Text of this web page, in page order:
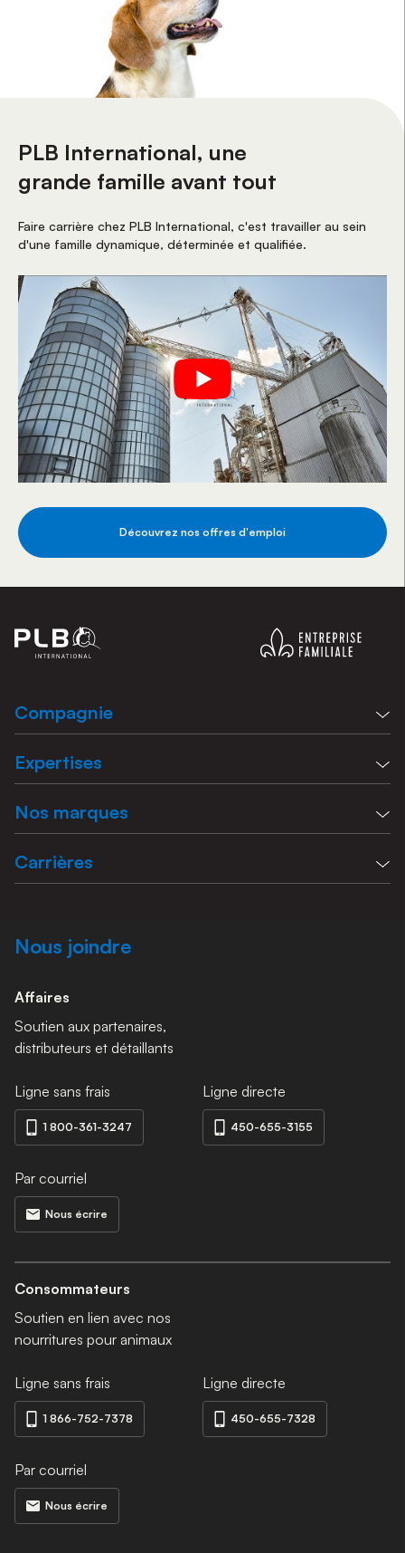
PLB International, une
grande famille avant tout
Faire carrière chez PLB International, c'est travailler au sein
d'une famille dynamique, déterminée et qualifiée.
Découvrez nos offres d'emploi
Compagnie
Expertises
Nos marques
Carrières
Nous joindre
Affaires
Soutien aux partenaires,
distributeurs et détaillants
Ligne sans frais
1 800-361-3247
Ligne directe
450-655-3155
Par courriel
Nous écrire
Consommateurs
Soutien en lien avec nos
nourritures pour animaux
Ligne sans frais
1 866-752-7378
Ligne directe
450-655-7328
Par courriel
Nous écrire